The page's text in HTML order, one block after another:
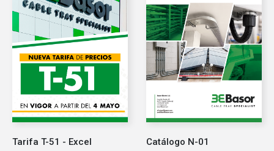
Tarifa T-51 - Excel
Catálogo N-01